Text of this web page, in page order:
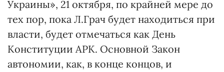
Украины», 21 октября, по крайней мере до
тех пор, пока Л.Грач будет находиться при
власти, будет отмечаться как День
Конституции АРК. Основной Закон
автономии, как, в конце концов, и